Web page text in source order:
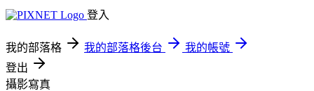
登入
我的部落格 我的部落格後台
我的帳號
登出
攝影寫真